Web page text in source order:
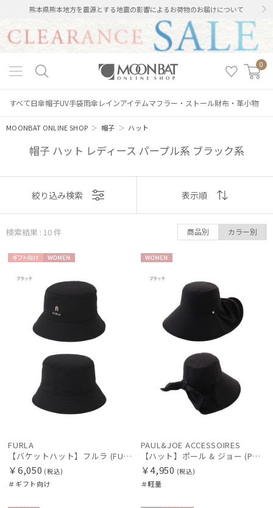
熊本県熊本地方を震源とする地震の影響によるお荷物のお届けについて
0
すべて日傘帽子UV手袋雨傘 レインアイテムマフラー・ストール財布・革小物
MOONBAT ONLINE SHOP ＞ 帽子 ＞ ハット
帽子 ハット レディース パープル系 ブラック系
絞り込み
レディース キッズ
カテゴリー
ブランド
傘機能
表示
おすすめ
価格の高い
価格の低い
人気順
売上点数順
お気に入り
絞り込み検索 表示順
検索結果 : 10件 商品別 カラー別
向け
FURLA
【バケットハット】フルラ (FURLA) ロゴ刺繍 リバーシブルバケットハット
￥6,050 (税込)
＃ギフト向け
PAUL&JOE ACCESSOIRES
【ハット】ポール & ジョー (PAUL & JOE ACCESSOIRES) 広つばリボンハット
￥4,950 (税込)
＃軽量